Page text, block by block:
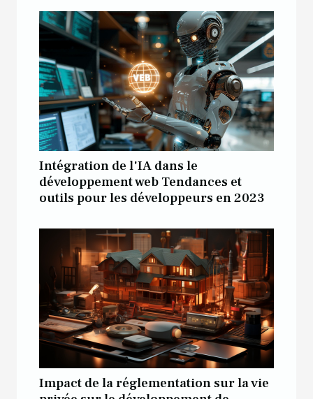
Intégration de l'IA dans le
développement web Tendances et
outils pour les développeurs en 2023
Impact de la réglementation sur la vie